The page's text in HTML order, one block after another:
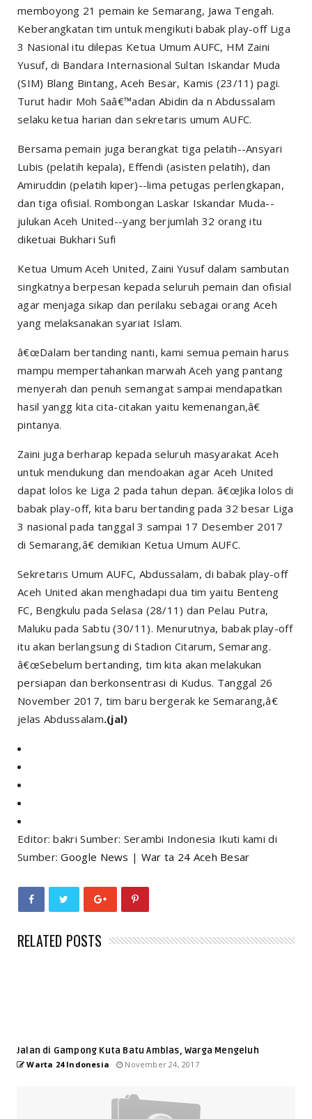
memboyong 21 pemain ke Semarang, Jawa Tengah.
Keberangkatan tim untuk mengikuti babak play-off Liga
3 Nasional itu dilepas Ketua Umum AUFC, HM Zaini
Yusuf, di Bandara Internasional Sultan Iskandar Muda
(SIM) Blang Bintang, Aceh Besar, Kamis (23/11) pagi.
Turut hadir Moh Saâ€™adan Abidin da n Abdussalam
selaku ketua harian dan sekretaris umum AUFC.
Bersama pemain juga berangkat tiga pelatih--Ansyari
Lubis (pelatih kepala), Effendi (asisten pelatih), dan
Amiruddin (pelatih kiper)--lima petugas perlengkapan,
dan tiga ofisial. Rombongan Laskar Iskandar Muda--
julukan Aceh United--yang berjumlah 32 orang itu
diketuai Bukhari Sufi
Ketua Umum Aceh United, Zaini Yusuf dalam sambutan
singkatnya berpesan kepada seluruh pemain dan ofisial
agar menjaga sikap dan perilaku sebagai orang Aceh
yang melaksanakan syariat Islam.
â€œDalam bertanding nanti, kami semua pemain harus
mampu mempertahankan marwah Aceh yang pantang
menyerah dan penuh semangat sampai mendapatkan
hasil yangg kita cita-citakan yaitu kemenangan,â€
pintanya.
Zaini juga berharap kepada seluruh masyarakat Aceh
untuk mendukung dan mendoakan agar Aceh United
dapat lolos ke Liga 2 pada tahun depan. â€œJika lolos di
babak play-off, kita baru bertanding pada 32 besar Liga
3 nasional pada tanggal 3 sampai 17 Desember 2017
di Semarang,â€ demikian Ketua Umum AUFC.
Sekretaris Umum AUFC, Abdussalam, di babak play-off
Aceh United akan menghadapi dua tim yaitu Benteng
FC, Bengkulu pada Selasa (28/11) dan Pelau Putra,
Maluku pada Sabtu (30/11). Menurutnya, babak play-off
itu akan berlangsung di Stadion Citarum, Semarang.
â€œSebelum bertanding, tim kita akan melakukan
persiapan dan berkonsentrasi di Kudus. Tanggal 26
November 2017, tim baru bergerak ke Semarang,â€
jelas Abdussalam.(jal)
Editor: bakri Sumber: Serambi Indonesia Ikuti kami di
Sumber:Google News | War ta 24 Aceh Besar
RELATED POSTS
Jalan di Gampong Kuta Batu Amblas, Warga Mengeluh
Warta 24 Indonesia November 24, 2017